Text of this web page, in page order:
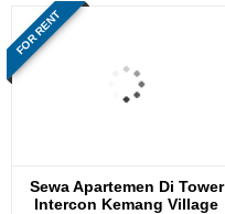
FOR RENT
Sewa Apartemen Di Tower
Intercon Kemang Village